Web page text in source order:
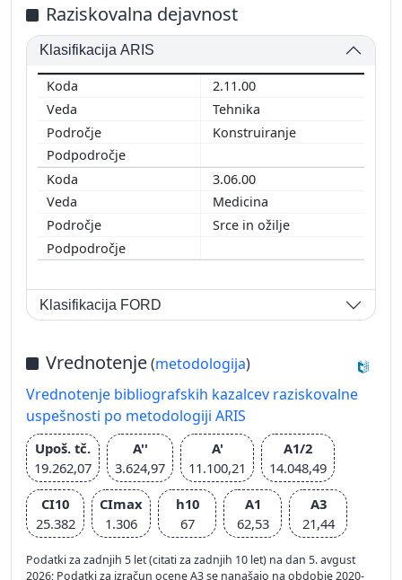
Raziskovalna dejavnost
Klasifikacija ARIS
2.11.00
Tehnika
Konstruiranje
3.06.00
Medicina
Srce in ožilje
Klasifikacija FORD
Vrednotenje(metodologija)
Vrednotenje bibliografskih kazalcev raziskovalne
uspešnosti po metodologiji ARIS
Upoš. tč.
19.262,07
A''
3.624,97
A'
11.100,21
A1/2
14.048,49
CI10
25.382
CImax
1.306
h10
67
A1
62,53
A3
21,44
Podatki za zadnjih 5 let (citati za zadnjih 10 let) na dan 5. avgust
2026; Podatki za izračun ocene A3 se nanašajo na obdobje 2020-